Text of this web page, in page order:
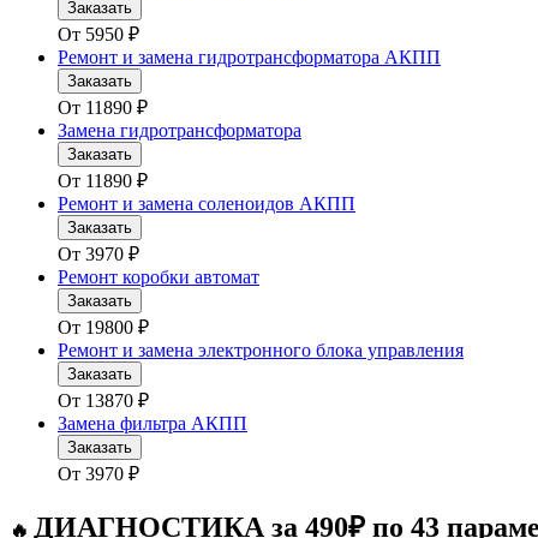
Заказать
От 5950 ₽
Ремонт и замена гидротрансформатора АКПП
Заказать
От 11890 ₽
Замена гидротрансформатора
Заказать
От 11890 ₽
Ремонт и замена соленоидов АКПП
Заказать
От 3970 ₽
Ремонт коробки автомат
Заказать
От 19800 ₽
Ремонт и замена электронного блока управления
Заказать
От 13870 ₽
Замена фильтра АКПП
Заказать
От 3970 ₽
🔥 ДИАГНОСТИКА за 490₽ по 43